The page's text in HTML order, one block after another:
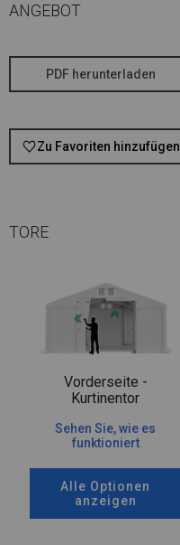
ANGEBOT
PDF herunterladen
Zu Favoriten hinzufügen
TORE
Vorderseite -
Kurtinentor
Sehen Sie, wie es
funktioniert
Alle Optionen
anzeigen